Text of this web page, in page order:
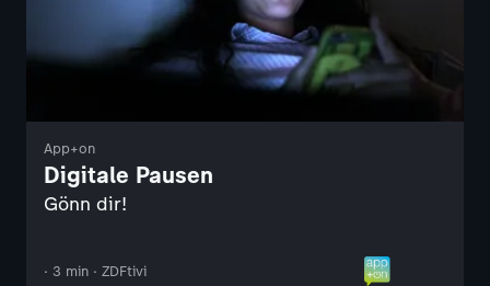
App+on
Digitale Pausen
Gönn dir!
· 3 min · ZDFtivi